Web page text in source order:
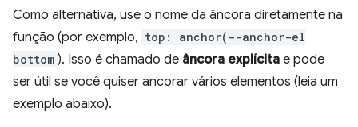
Como alternativa, use o nome da âncora diretamente na
função (por exemplo, top: anchor(--anchor-el
bottom ). Isso é chamado de âncora explícita e pode
ser útil se você quiser ancorar vários elementos (leia um
exemplo abaixo).